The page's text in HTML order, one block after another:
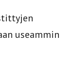
useammin